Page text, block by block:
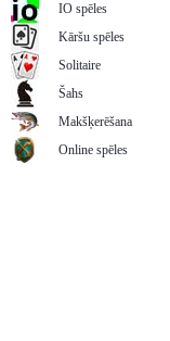
IO spēles
Kāršu spēles
Solitaire
Šahs
Makšķerēšana
Online spēles